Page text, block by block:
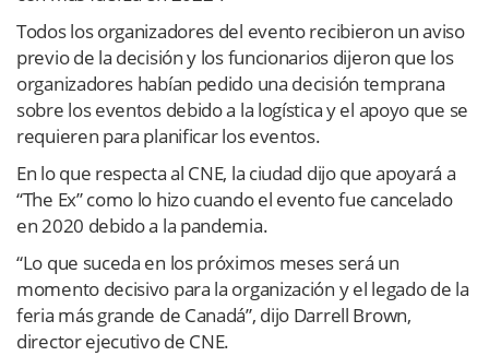
Todos los organizadores del evento recibieron un aviso
previo de la decisión y los funcionarios dijeron que los
organizadores habían pedido una decisión temprana
sobre los eventos debido a la logística y el apoyo que se
requieren para planificar los eventos.
En lo que respecta al CNE, la ciudad dijo que apoyará a
“The Ex” como lo hizo cuando el evento fue cancelado
en 2020 debido a la pandemia.
“Lo que suceda en los próximos meses será un
momento decisivo para la organización y el legado de la
feria más grande de Canadá”, dijo Darrell Brown,
director ejecutivo de CNE.